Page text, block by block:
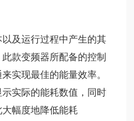
及运行过程中产生的其
款变频器所配备的控制
实现最佳的能量效率。
实际的能耗数值，同时
幅度地降低能耗